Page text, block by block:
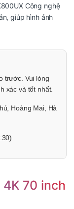
Công nghệ
giúp hình ảnh
trước. Vui lòng
xác và tốt nhất.
Hoàng Mai, Hà
4K 70 inch